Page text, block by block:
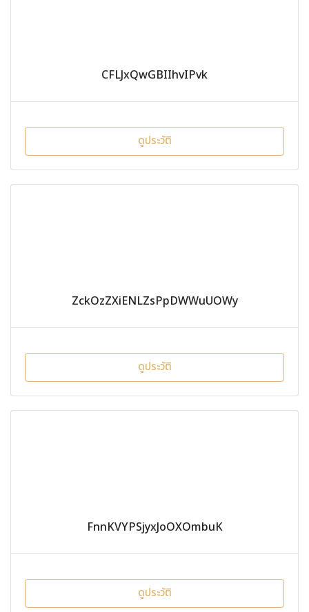
CFLJxQwGBIIhvIPvk
ดูประวัติ
ZckOzZXiENLZsPpDWWuUOWy
ดูประวัติ
FnnKVYPSjyxJoOXOmbuK
ดูประวัติ